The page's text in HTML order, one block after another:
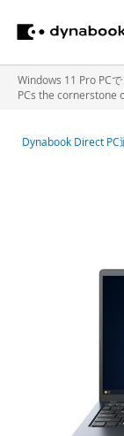
Windows 11 Pro PC
PCs the cornerstone
Dynabook Direct PC